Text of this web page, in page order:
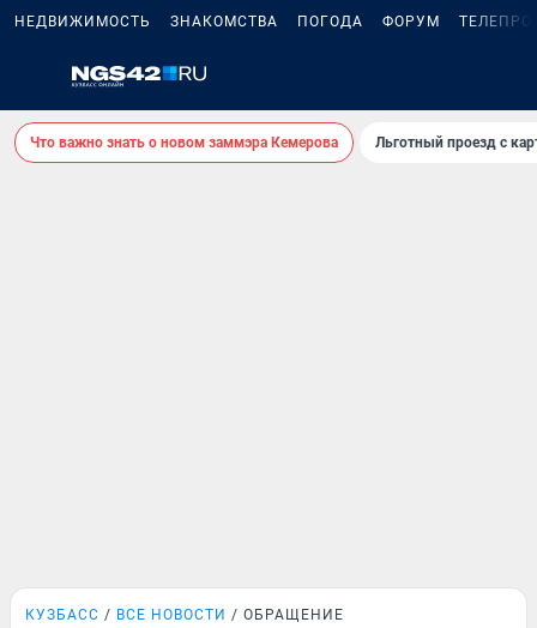
НЕДВИЖИМОСТЬ ЗНАКОМСТВА ПОГОДА ФОРУМ
Что важно знать о новом заммэра Кемерова Льготный проезд с
КУЗБАСС ВСЕ НОВОСТИ ОБРАЩЕНИЕ